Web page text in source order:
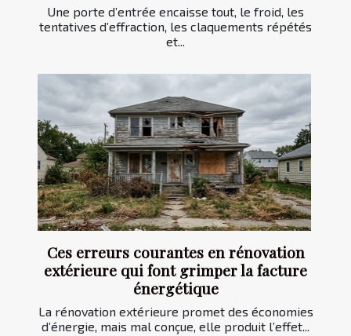
Une porte d’entrée encaisse tout, le froid, les
tentatives d’effraction, les claquements répétés
et...
Ces erreurs courantes en rénovation
extérieure qui font grimper la facture
énergétique
La rénovation extérieure promet des économies
d’énergie, mais mal conçue, elle produit l’effet...